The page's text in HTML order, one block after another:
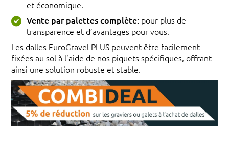
et économique.
Vente par palettes complète: pour plus de
transparence et d’avantages pour vous.
Les dalles EuroGravel PLUS peuvent être facilement
fixées au sol à l’aide de nos piquets spécifiques, offrant
ainsi une solution robuste et stable.